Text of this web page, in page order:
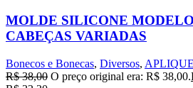
MOLDE SILICONE
CABEÇAS VARIADAS
Bonecos e Bonecas, Diversos,
R$38,00 O preço original era: R$ 38,00.